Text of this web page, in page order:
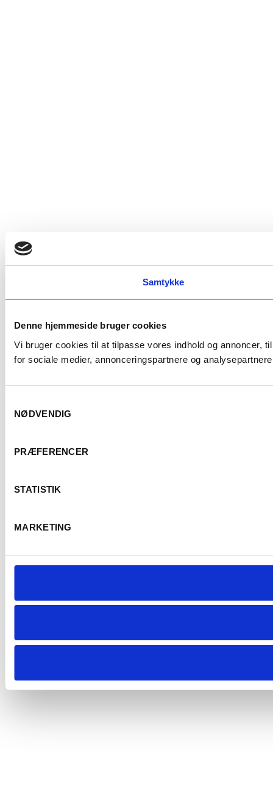
Samtykke
Denne hjemmeside bruger cookies
Vi bruger cookies til at tilpasse vores indhold og annoncer,
for sociale medier, annonceringspartnere og
NØDVENDIG
PRÆFERENCER
STATISTIK
MARKETING